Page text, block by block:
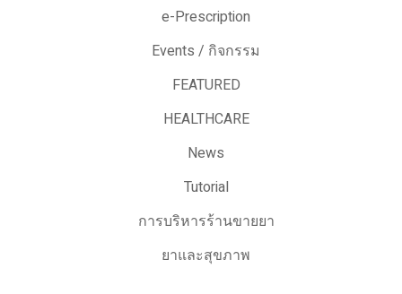
e-Prescription
Events / กิจกรรม
FEATURED
HEALTHCARE
News
Tutorial
การบริหารร้านขายยา
ยาและสุขภาพ